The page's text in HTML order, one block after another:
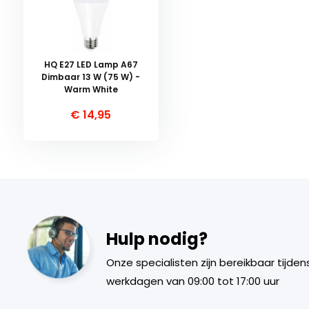
HQ E27 LED Lamp A67
Dimbaar 13 W (75 W) -
Warm White
€ 14,95
Hulp nodig?
Onze specialisten zijn bereikbaar
werkdagen van 09:00 tot 17:00 uur